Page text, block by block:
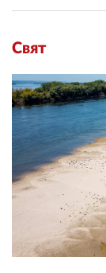
Свят